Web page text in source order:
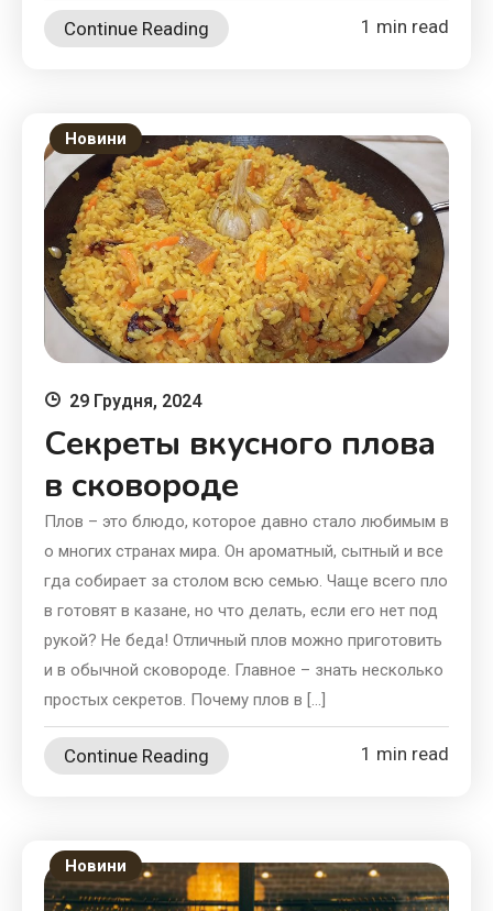
Continue Reading 1 min read
Новини
29 Грудня, 2024
Секреты вкусного плова
в сковороде
Плов – это блюдо, которое давно стало любимым в
о многих странах мира. Он ароматный, сытный и все
гда собирает за столом всю семью. Чаще всего пло
в готовят в казане, но что делать, если его нет под
рукой? Не беда! Отличный плов можно приготовить
и в обычной сковороде. Главное – знать несколько
простых секретов. Почему плов в […]
Continue Reading 1 min read
Новини